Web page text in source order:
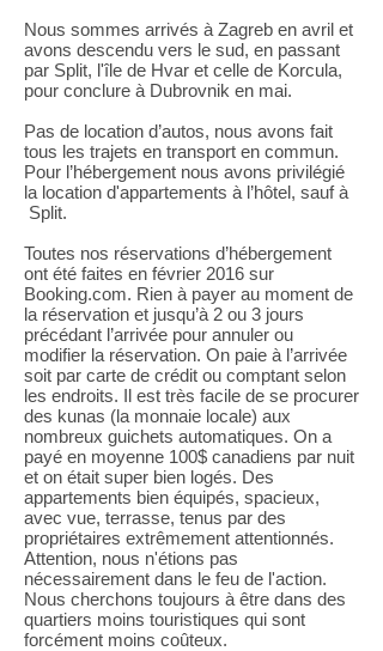
Nous sommes arrivés à Zagreb en avril et
avons descendu vers le sud, en passant
par Split, l'île de Hvar et celle de Korcula,
pour conclure à Dubrovnik en mai.
Pas de location d’autos, nous avons fait
tous les trajets en transport en commun.
Pour l’hébergement nous avons privilégié
la location d'appartements à l’hôtel, sauf à
Split.
Toutes nos réservations d’hébergement
ont été faites en février 2016 sur
Booking.com. Rien à payer au moment de
la réservation et jusqu’à 2 ou 3 jours
précédant l’arrivée pour annuler ou
modifier la réservation. On paie à l’arrivée
soit par carte de crédit ou comptant selon
les endroits. Il est très facile de se procurer
des kunas (la monnaie locale) aux
nombreux guichets automatiques. On a
payé en moyenne 100$ canadiens par nuit
et on était super bien logés. Des
appartements bien équipés, spacieux,
avec vue, terrasse, tenus par des
propriétaires extrêmement attentionnés.
Attention, nous n'étions pas
nécessairement dans le feu de l'action.
Nous cherchons toujours à être dans des
quartiers moins touristiques qui sont
forcément moins coûteux.